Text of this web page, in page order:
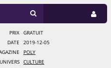
PRIX
GRATUIT
DATE
2019-12-05
POLY
UNIVERS
CULTURE